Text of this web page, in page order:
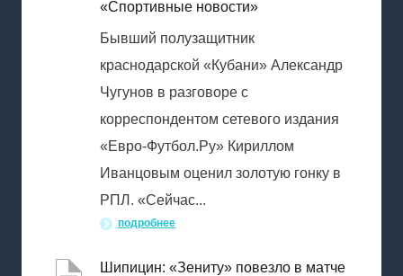
«Спортивные новости»
Бывший полузащитник
краснодарской «Кубани» Александр
Чугунов в разговоре с
корреспондентом сетевого издания
«Евро-Футбол.Ру» Кириллом
Иванцовым оценил золотую гонку в
РПЛ. «Сейчас...
подробнее
Шипицин: «Зениту» повезло в матче